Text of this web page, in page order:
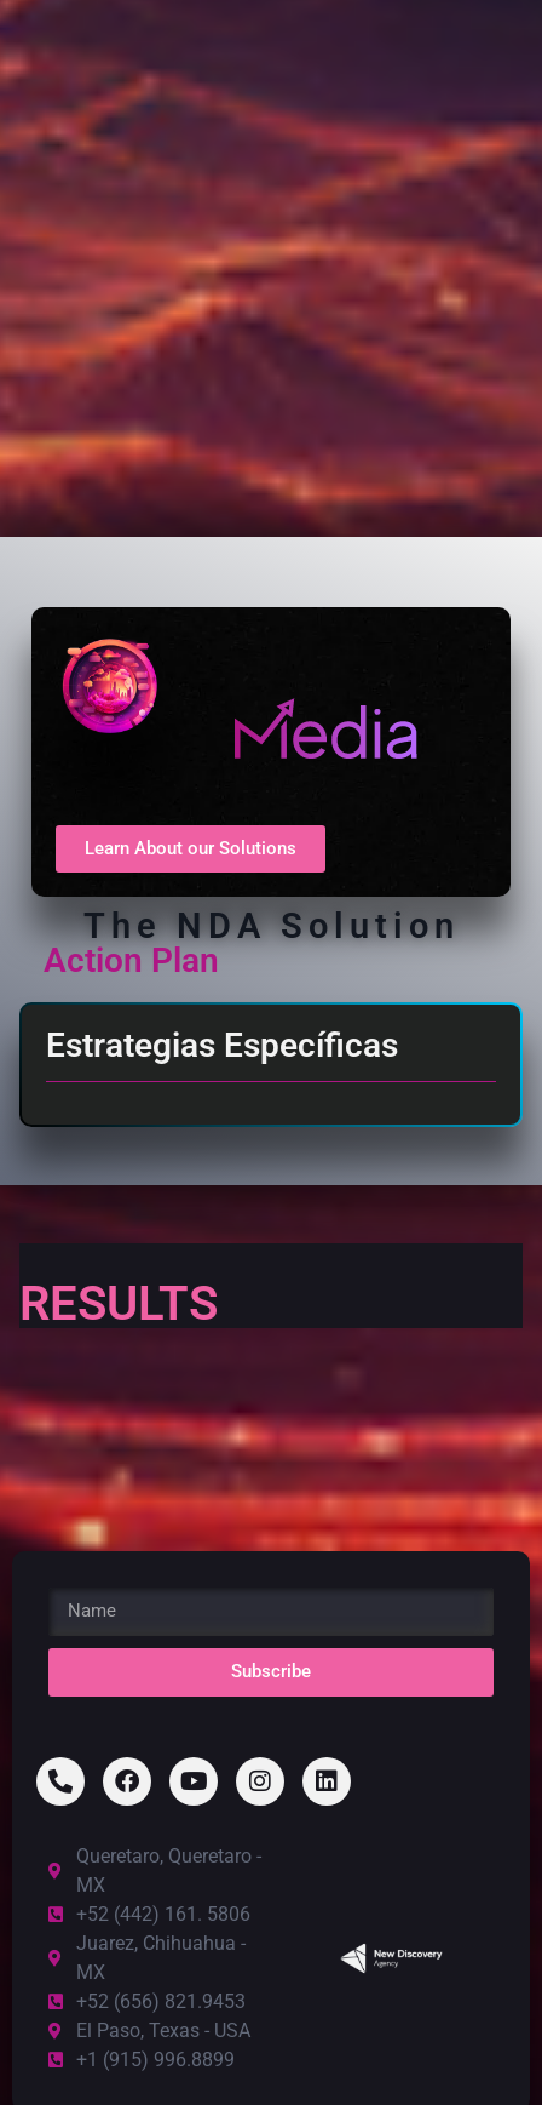
Learn About our Solutions
The NDA Solution
Action Plan
Estrategias Específicas
RESULTS
Subscribe
Queretaro, Queretaro -
MX
+52 (442) 161. 5806
Juarez, Chihuahua -
MX
+52 (656) 821.9453
El Paso, Texas - USA
+1 (915) 996.8899